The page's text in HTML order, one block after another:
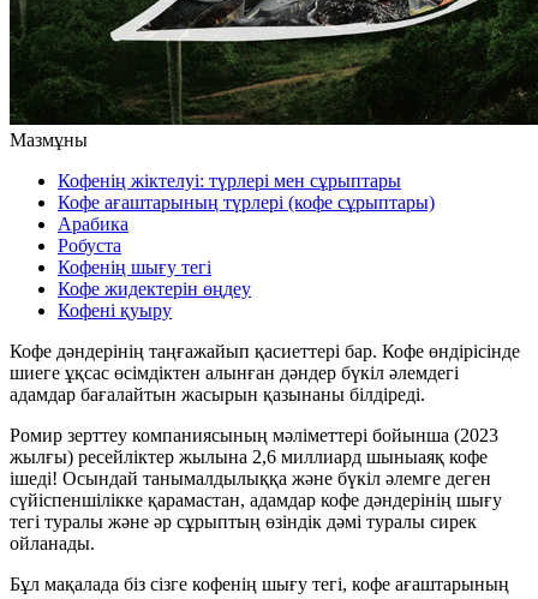
Мазмұны
Кофенің жіктелуі: түрлері мен сұрыптары
Кофе ағаштарының түрлері (кофе сұрыптары)
Арабика
Робуста
Кофенің шығу тегі
Кофе жидектерін өңдеу
Кофені қуыру
Кофе дәндерінің таңғажайып қасиеттері бар. Кофе өндірісінде
шиеге ұқсас өсімдіктен алынған дәндер бүкіл әлемдегі
адамдар бағалайтын жасырын қазынаны білдіреді.
Ромир зерттеу компаниясының мәліметтері бойынша (2023
жылғы) ресейліктер жылына 2,6 миллиард шыныаяқ кофе
ішеді! Осындай танымалдылыққа және бүкіл әлемге деген
сүйіспеншілікке қарамастан, адамдар кофе дәндерінің шығу
тегі туралы және әр сұрыптың өзіндік дәмі туралы сирек
ойланады.
Бұл мақалада біз сізге кофенің шығу тегі, кофе ағаштарының